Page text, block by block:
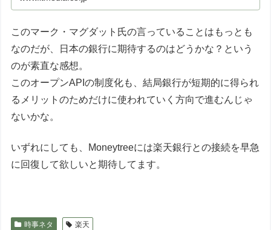
このマーク・マグダット氏の言っていることはもっとも
なのだが、日本の銀行に期待するのはどうかな？という
のが素直な感想。
このオープンAPIの制度化も、結局銀行が短期的に得られ
るメリットのためだけに使われていく方向で進むんじゃ
ないかな。
いずれにしても、Moneytreeには楽天銀行との接続を早急
に回復して欲しいと期待してます。
時事ネタ 楽天